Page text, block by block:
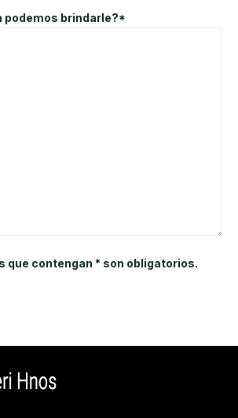
podemos brindarle?*
que contengan * son obligatorios.